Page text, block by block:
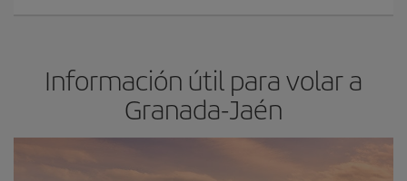
Información útil para volar a
Granada-Jaén